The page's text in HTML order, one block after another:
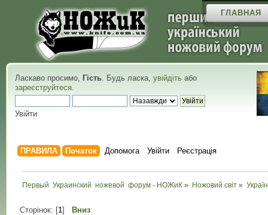
ГЛАВНАЯ
Ласкаво просимо, Гість. Будь ласка, увійдіть або
зареєструйтеся.
Увійти
ПРАВИЛА Початок Допомога Увійти Реєстрація
Первый  Украинский  ножевой  форум - НОЖиК » Ножовий світ »
Сторінок: [1] Вниз